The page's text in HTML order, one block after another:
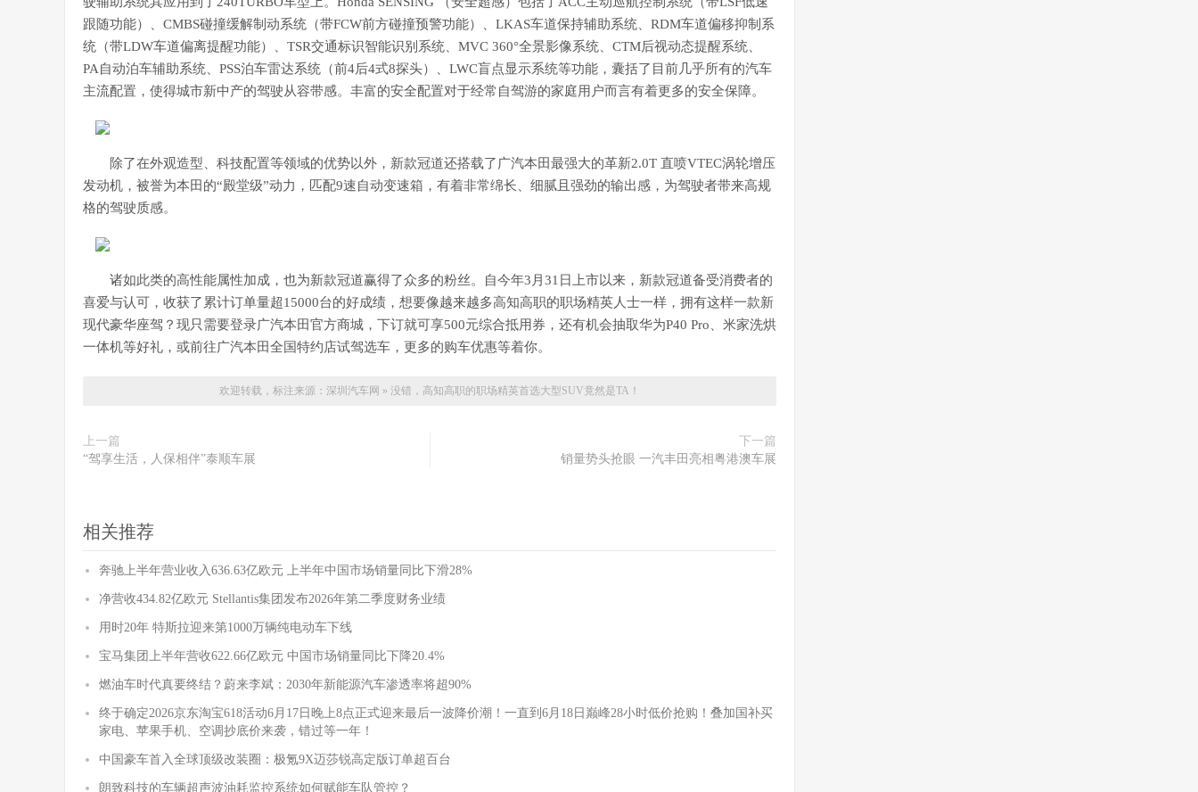
跟随功能）、CMBS碰撞缓解制动系统（带FCW前方碰撞预警功能）、LKAS车道保持辅助系统、RDM车道偏移抑制系
统（带LDW车道偏离提醒功能）、TSR交通标识智能识别系统、MVC 360°全景影像系统、CTM后视动态提醒系统、
PA自动泊车辅助系统、PSS泊车雷达系统（前4后4式8探头）、LWC盲点显示系统等功能，囊括了目前几乎所有的汽车
主流配置，使得城市新中产的驾驶从容带感。丰富的安全配置对于经常自驾游的家庭用户而言有着更多的安全保障。
除了在外观造型、科技配置等领域的优势以外，新款冠道还搭载了广汽本田最强大的革新2.0T 直喷VTEC涡轮增压
发动机，被誉为本田的“殿堂级”动力，匹配9速自动变速箱，有着非常绵长、细腻且强劲的输出感，为驾驶者带来高规
格的驾驶质感。
诸如此类的高性能属性加成，也为新款冠道赢得了众多的粉丝。自今年3月31日上市以来，新款冠道备受消费者的
喜爱与认可，收获了累计订单量超15000台的好成绩，想要像越来越多高知高职的职场精英人士一样，拥有这样一款新
现代豪华座驾？现只需要登录广汽本田官方商城，下订就可享500元综合抵用券，还有机会抽取华为P40 Pro、米家洗烘
一体机等好礼，或前往广汽本田全国特约店试驾选车，更多的购车优惠等着你。
欢迎转载，标注来源： 深圳汽车网 » 没错，高知高职的职场精英首选大型SUV竟然是TA！
上一篇
“驾享生活，人保相伴”泰顺车展
下一篇
销量势头抢眼 一汽丰田亮相粤港澳车展
相关推荐
奔驰上半年营业收入636.63亿欧元 上半年中国市场销量同比下滑28%
净营收434.82亿欧元 Stellantis集团发布2026年第二季度财务业绩
用时20年 特斯拉迎来第1000万辆纯电动车下线
宝马集团上半年营收622.66亿欧元 中国市场销量同比下降20.4%
燃油车时代真要终结？蔚来李斌：2030年新能源汽车渗透率将超90%
终于确定2026京东淘宝618活动6月17日晚上8点正式迎来最后一波降价潮！一直到6月18日巅峰28小时低价抢购！叠加国补买
家电、苹果手机、空调抄底价来袭，错过等一年！
中国豪车首入全球顶级改装圈：极氪9X迈莎锐高定版订单超百台
朗致科技的车辆超声波油耗监控系统如何赋能车队管控？